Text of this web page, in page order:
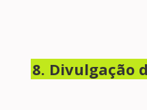
8. Divulgação